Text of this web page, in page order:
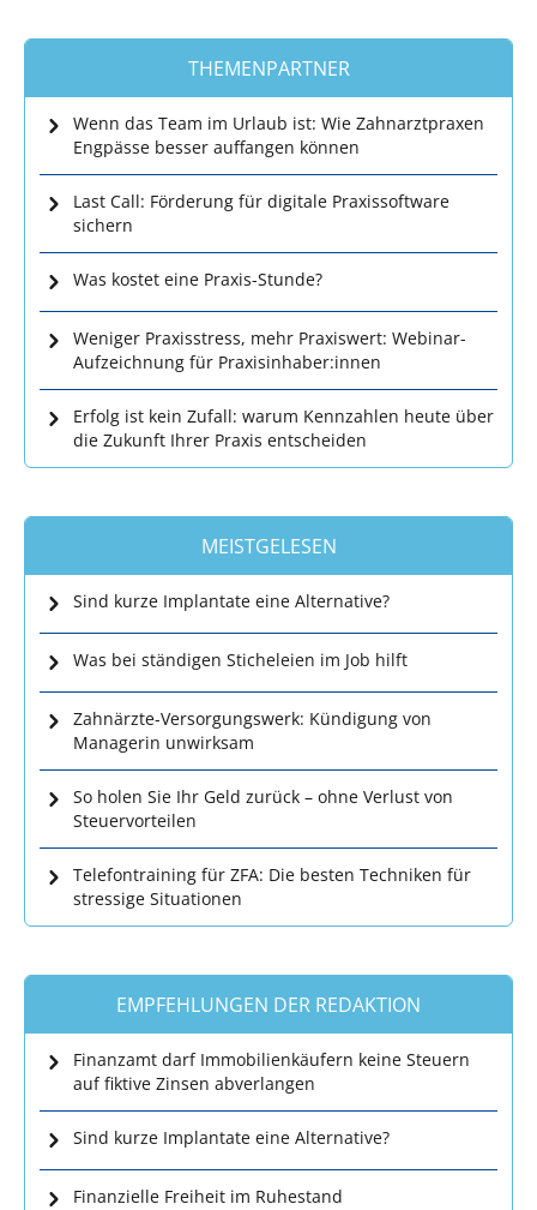
THEMENPARTNER
Wenn das Team im Urlaub ist: Wie Zahnarztpraxen
Engpässe besser auffangen können
Last Call: Förderung für digitale Praxissoftware
sichern
Was kostet eine Praxis-Stunde?
Weniger Praxisstress, mehr Praxiswert: Webinar-
Aufzeichnung für Praxisinhaber:innen
Erfolg ist kein Zufall: warum Kennzahlen heute über
die Zukunft Ihrer Praxis entscheiden
MEISTGELESEN
Sind kurze Implantate eine Alternative?
Was bei ständigen Sticheleien im Job hilft
Zahnärzte-Versorgungswerk: Kündigung von
Managerin unwirksam
So holen Sie Ihr Geld zurück – ohne Verlust von
Steuervorteilen
Telefontraining für ZFA: Die besten Techniken für
stressige Situationen
EMPFEHLUNGEN DER REDAKTION
Finanzamt darf Immobilienkäufern keine Steuern
auf fiktive Zinsen abverlangen
Sind kurze Implantate eine Alternative?
Finanzielle Freiheit im Ruhestand